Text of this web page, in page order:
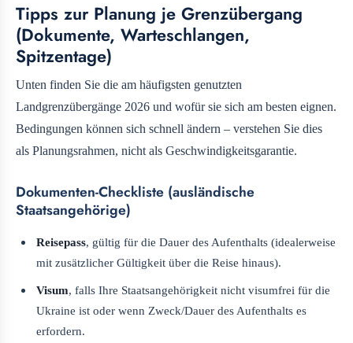
Tipps zur Planung je Grenzübergang
(Dokumente, Warteschlangen,
Spitzentage)
Unten finden Sie die am häufigsten genutzten
Landgrenzübergänge 2026 und wofür sie sich am besten eignen.
Bedingungen können sich schnell ändern – verstehen Sie dies
als Planungsrahmen, nicht als Geschwindigkeitsgarantie.
Dokumenten-Checkliste (ausländische
Staatsangehörige)
Reisepass, gültig für die Dauer des Aufenthalts (idealerweise
mit zusätzlicher Gültigkeit über die Reise hinaus).
Visum, falls Ihre Staatsangehörigkeit nicht visumfrei für die
Ukraine ist oder wenn Zweck/Dauer des Aufenthalts es
erfordern.